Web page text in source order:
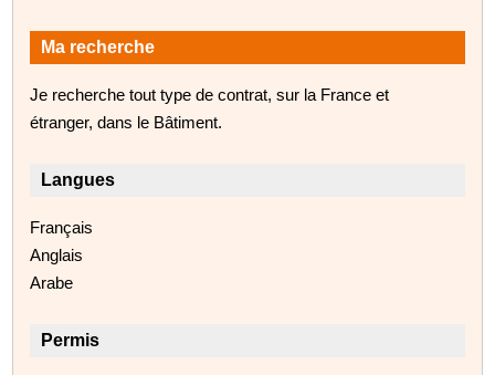
Ma recherche
Je recherche tout type de contrat, sur la France et
étranger, dans le Bâtiment.
Langues
Français
Anglais
Arabe
Permis